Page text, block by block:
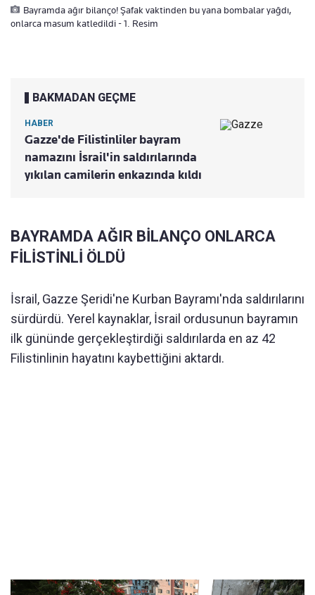
Bayramda ağır bilanço! Şafak vaktinden bu yana bombalar yağdı,
onlarca masum katledildi - 1. Resim
BAKMADAN GEÇME
HABER
Gazze'de Filistinliler bayram
namazını İsrail'in saldırılarında
yıkılan camilerin enkazında kıldı
BAYRAMDA AĞIR BİLANÇO ONLARCA
FİLİSTİNLİ ÖLDÜ
İsrail, Gazze Şeridi'ne Kurban Bayramı'nda saldırılarını
sürdürdü. Yerel kaynaklar, İsrail ordusunun bayramın
ilk gününde gerçekleştirdiği saldırılarda en az 42
Filistinlinin hayatını kaybettiğini aktardı.